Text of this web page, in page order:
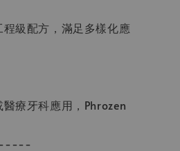
級配方，滿足多樣化應
療牙科應用，Phrozen